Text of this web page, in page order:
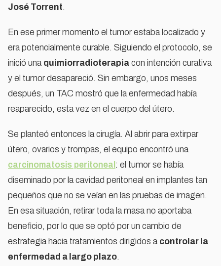
José Torrent.
En ese primer momento el tumor estaba localizado y
era potencialmente curable. Siguiendo el protocolo, se
inició una quimiorradioterapia con intención curativa
y el tumor desapareció. Sin embargo, unos meses
después, un TAC mostró que la enfermedad había
reaparecido, esta vez en el cuerpo del útero.
Se planteó entonces la cirugía. Al abrir para extirpar
útero, ovarios y trompas, el equipo encontró una
carcinomatosis peritoneal : el tumor se había
diseminado por la cavidad peritoneal en implantes tan
pequeños que no se veían en las pruebas de imagen.
En esa situación, retirar toda la masa no aportaba
beneficio, por lo que se optó por un cambio de
estrategia hacia tratamientos dirigidos a controlar la
enfermedad a largo plazo.